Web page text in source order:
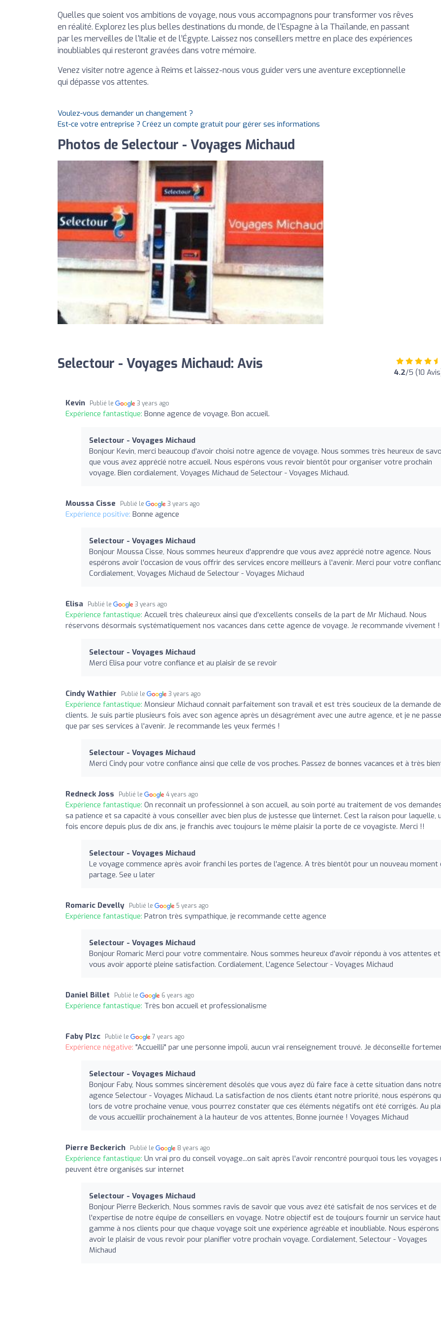
Quelles que soient vos ambitions de voyage, nous vous accompagnons pour transformer vos rêves
en réalité. Explorez les plus belles destinations du monde, de l'Espagne à la Thaïlande, en passant
par les merveilles de l'Italie et de l’Égypte. Laissez nos conseillers mettre en place des expériences
inoubliables qui resteront gravées dans votre mémoire.
Venez visiter notre agence à Reims et laissez-nous vous guider vers une aventure exceptionnelle
qui dépasse vos attentes.
Voulez-vous demander un changement ?
Est-ce votre entreprise ? Créez un compte gratuit pour gérer ses informations
Photos de Selectour - Voyages Michaud
Selectour - Voyages Michaud: Avis 4.2/5 (10
Kevin Publié le 3 years ago
Expérience fantastique: Bonne agence de voyage. Bon accueil.
Selectour - Voyages Michaud
Bonjour Kevin, merci beaucoup d'avoir choisi notre agence de voyage. Nous sommes très heureux de
que vous avez apprécié notre accueil. Nous espérons vous revoir bientôt pour organiser votre prochain
voyage. Bien cordialement, Voyages Michaud de Selectour - Voyages Michaud.
Moussa Cisse Publié le 3 years ago
Expérience positive: Bonne agence
Selectour - Voyages Michaud
Bonjour Moussa Cisse, Nous sommes heureux d'apprendre que vous avez apprécié notre agence. Nous
espérons avoir l'occasion de vous offrir des services encore meilleurs à l'avenir. Merci pour votre
Cordialement, Voyages Michaud de Selectour - Voyages Michaud
Elisa Publié le 3 years ago
Expérience fantastique: Accueil très chaleureux ainsi que d’excellents conseils de la part de Mr Michaud. Nous
réservons désormais systématiquement nos vacances dans cette agence de voyage. Je recommande vivement !
Selectour - Voyages Michaud
Merci Elisa pour votre confiance et au plaisir de se revoir
Cindy Wathier Publié le 3 years ago
Expérience fantastique: Monsieur Michaud connait parfaitement son travail et est très soucieux de la demande
clients. Je suis partie plusieurs fois avec son agence après un désagrément avec une autre agence, et je ne
que par ses services à l'avenir. Je recommande les yeux fermés !
Selectour - Voyages Michaud
Merci Cindy pour votre confiance ainsi que celle de vos proches. Passez de bonnes vacances et à très
Redneck Joss Publié le 4 years ago
Expérience fantastique: On reconnaît un professionnel à son accueil, au soin porté au traitement de vos
sa patience et sa capacité à vous conseiller avec bien plus de justesse que linternet. Cest la raison pour laquelle,
fois encore depuis plus de dix ans, je franchis avec toujours le même plaisir la porte de ce voyagiste. Merci !!
Selectour - Voyages Michaud
Le voyage commence après avoir franchi les portes de l'agence. A très bientôt pour un nouveau moment
partage. See u later
Romaric Develly Publié le 5 years ago
Expérience fantastique: Patron très sympathique, je recommande cette agence
Selectour - Voyages Michaud
Bonjour Romaric Merci pour votre commentaire. Nous sommes heureux d'avoir répondu à vos attentes
vous avoir apporté pleine satisfaction. Cordialement, L'agence Selectour - Voyages Michaud
Daniel Billet Publié le 6 years ago
Expérience fantastique: Très bon accueil et professionalisme
Faby Plzc Publié le 7 years ago
Expérience négative: "Accueilli" par une personne impoli, aucun vrai renseignement trouvé. Je déconseille
Selectour - Voyages Michaud
Bonjour Faby, Nous sommes sincèrement désolés que vous ayez dû faire face à cette situation dans
agence Selectour - Voyages Michaud. La satisfaction de nos clients étant notre priorité, nous espérons
lors de votre prochaine venue, vous pourrez constater que ces éléments négatifs ont été corrigés. Au
de vous accueillir prochainement à la hauteur de vos attentes, Bonne journée ! Voyages Michaud
Pierre Beckerich Publié le 8 years ago
Expérience fantastique: Un vrai pro du conseil voyage...on sait après l'avoir rencontré pourquoi tous les voyages
peuvent être organisés sur internet
Selectour - Voyages Michaud
Bonjour Pierre Beckerich, Nous sommes ravis de savoir que vous avez été satisfait de nos services et de
l'expertise de notre équipe de conseillers en voyage. Notre objectif est de toujours fournir un service
gamme à nos clients pour que chaque voyage soit une expérience agréable et inoubliable. Nous espérons
avoir le plaisir de vous revoir pour planifier votre prochain voyage. Cordialement, Selectour - Voyages
Michaud